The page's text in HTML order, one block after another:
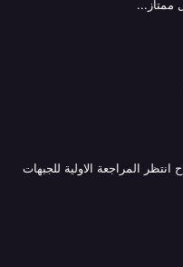
ممتاز...
المراجعة الاولية للجبهات